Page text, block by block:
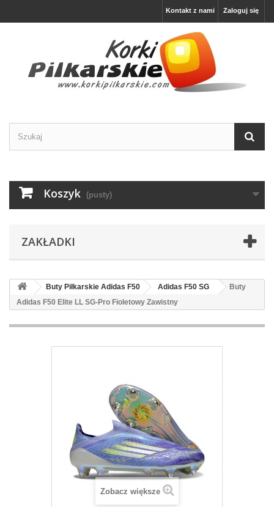
Zaloguj się
Kontakt z nami
Koszyk (pusty)
ZAKŁADKI
Buty Piłkarskie Adidas F50 Adidas F50 SG
Buty
Adidas F50 Elite LL SG-Pro Fioletowy Zawistny
Zobacz większe